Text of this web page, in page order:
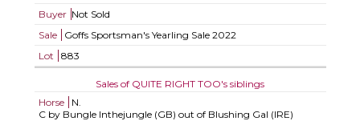
Buyer Not Sold
Sale
Goffs Sportsman's Yearling Sale 2022
Lot
883
Sales of QUITE RIGHT TOO's siblings
Horse
N.
C by Bungle Inthejungle (GB) out of Blushing Gal (IRE)